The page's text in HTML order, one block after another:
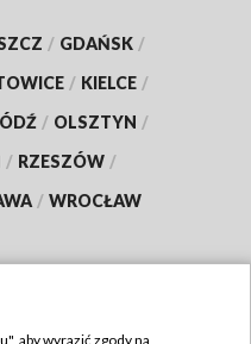
/ GDAŃSK /
/ KIELCE /
/ OLSZTYN /
/ RZESZÓW /
/ WROCŁAW
aby wyrazić zgody na